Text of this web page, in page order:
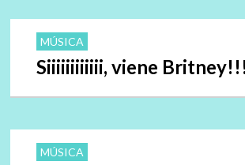
MÚSICA
Siiiiiiiiiiii, viene
MÚSICA